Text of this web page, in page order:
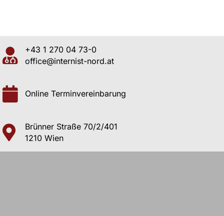
+43 1 270 04 73-0
office@internist-nord.at
Online Terminvereinbarung
Brünner Straße 70/2/401
1210 Wien